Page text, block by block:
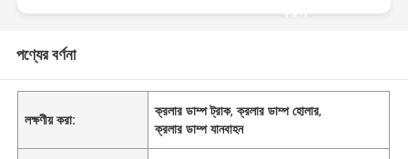
করুন
পণ্যের বর্ণনা
লক্ষণীয় করা:
ক্রলার ডাম্প ট্রাক,ক্রলার ডাম্প হোলার,
ক্রলার ডাম্প যানবাহন